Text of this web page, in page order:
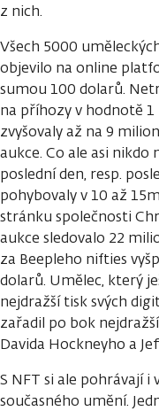
z nich.
Všech 5000
objevilo na online
sumou 100 dolarů.
na příhozy v hodnotě
zvyšovaly až na 9
aukce. Co ale asi nikdo
poslední den, resp.
pohybovaly v 10 až
stránku společnosti
aukce sledovalo 22
za Beepleho nifties
dolarů. Umělec, který
nejdražší tisk svých
zařadil po bok
Davida Hockneyho a
S NFT si ale pohrávají i
současného umění.